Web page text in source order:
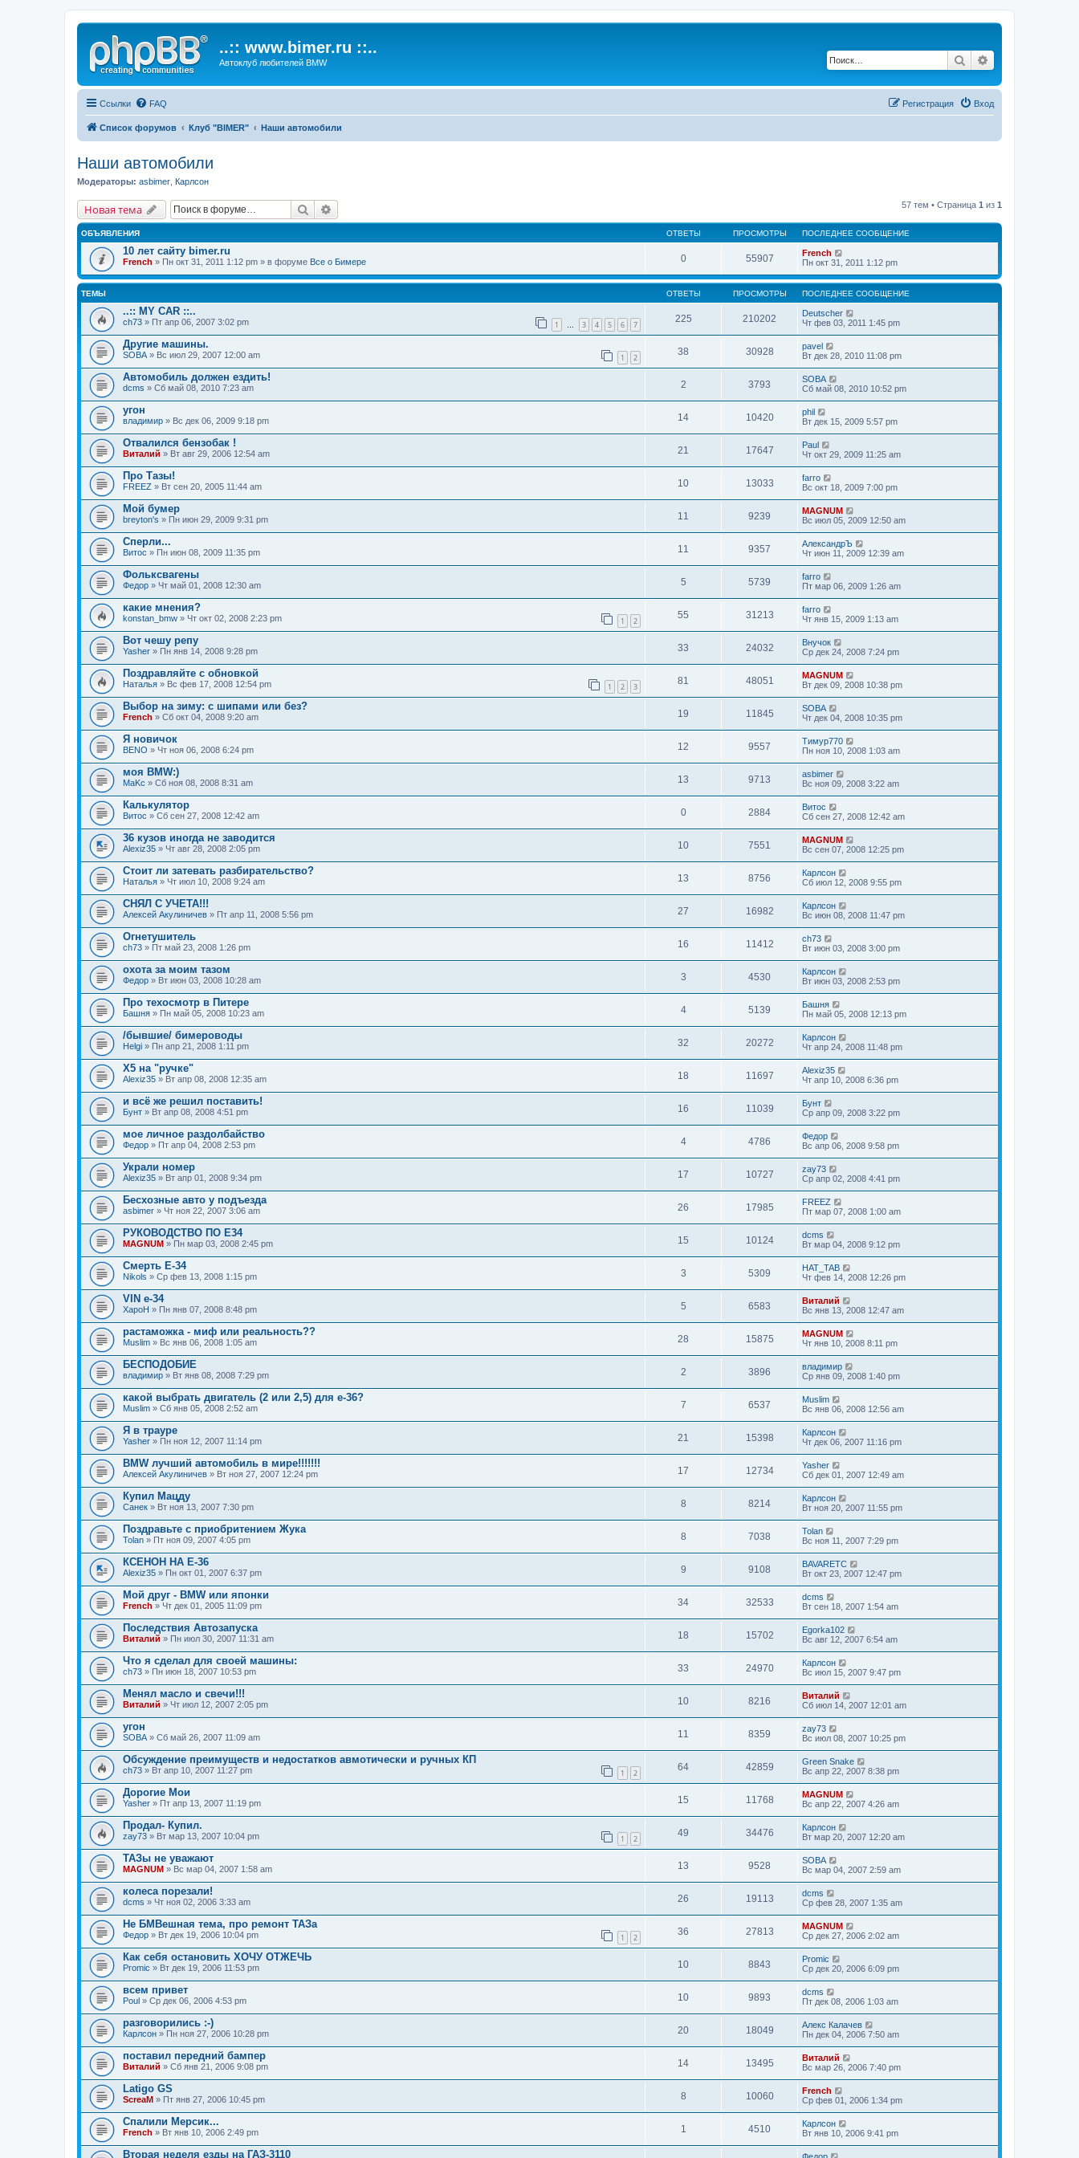
..:: www.bimer.ru ::..
Автоклуб любителей BMW Поиск
Ссылки FAQ Вход
Регистрация
Список форумов Клуб "BIMER" Наши автомобили
Наши автомобили
Модераторы: asbimer Карлсон
Новая тема Поиск 57 тем • Страница 1 из 1
ОБЪЯВЛЕНИЯ ОТВЕТЫ ПРОСМОТРЫ ПОСЛЕДНЕЕ СООБЩЕНИЕ
10 лет сайту bimer.ru
French » Пн окт 31, 2011 1:12 pm » в форуме Все о Бимере 0 55907
French
Пн окт 31, 2011 1:12 pm
ТЕМЫ ОТВЕТЫ ПРОСМОТРЫ ПОСЛЕДНЕЕ СООБЩЕНИЕ
..:: MY CAR ::..
ch73 » Пт апр 06, 2007 3:02 pm 1 … 3 4 5 6 7
225 210202
Deutscher
Чт фев 03, 2011 1:45 pm
Другие машины.
SOBA » Вс июл 29, 2007 12:00 am 1 2
38 30928
pavel
Вт дек 28, 2010 11:08 pm
Автомобиль должен ездить!
dcms » Сб май 08, 2010 7:23 am 2 3793
SOBA
Сб май 08, 2010 10:52 pm
угон
владимир » Вс дек 06, 2009 9:18 pm 14 10420
phil
Вт дек 15, 2009 5:57 pm
Отвалился бензобак !
Виталий » Вт авг 29, 2006 12:54 am 21 17647
Paul
Чт окт 29, 2009 11:25 am
Про Тазы!
FREEZ » Вт сен 20, 2005 11:44 am 10 13033
farro
Вс окт 18, 2009 7:00 pm
Мой бумер
breyton's » Пн июн 29, 2009 9:31 pm 11 9239
MAGNUM
Вс июл 05, 2009 12:50 am
Сперли...
Витос » Пн июн 08, 2009 11:35 pm 11 9357
АлександрЪ
Чт июн 11, 2009 12:39 am
Фольксвагены
Федор » Чт май 01, 2008 12:30 am 5 5739
farro
Пт мар 06, 2009 1:26 am
какие мнения?
konstan_bmw » Чт окт 02, 2008 2:23 pm 1 2
55 31213
farro
Чт янв 15, 2009 1:13 am
Вот чешу репу
Yasher » Пн янв 14, 2008 9:28 pm 33 24032
Внучок
Ср дек 24, 2008 7:24 pm
Поздравляйте с обновкой
Наталья » Вс фев 17, 2008 12:54 pm 1 2 3
81 48051
MAGNUM
Вт дек 09, 2008 10:38 pm
Выбор на зиму: с шипами или без?
French » Сб окт 04, 2008 9:20 am 19 11845
SOBA
Чт дек 04, 2008 10:35 pm
Я новичок
BENO » Чт ноя 06, 2008 6:24 pm 12 9557
Тимур770
Пн ноя 10, 2008 1:03 am
моя BMW:)
MaKc » Сб ноя 08, 2008 8:31 am 13 9713
asbimer
Вс ноя 09, 2008 3:22 am
Калькулятор
Витос » Сб сен 27, 2008 12:42 am 0 2884
Витос
Сб сен 27, 2008 12:42 am
36 кузов иногда не заводится
Alexiz35 » Чт авг 28, 2008 2:05 pm 10 7551
MAGNUM
Вс сен 07, 2008 12:25 pm
Стоит ли затевать разбирательство?
Наталья » Чт июл 10, 2008 9:24 am 13 8756
Карлсон
Сб июл 12, 2008 9:55 pm
СНЯЛ С УЧЕТА!!!
Алексей Акулиничев » Пт апр 11, 2008 5:56 pm 27 16982
Карлсон
Вс июн 08, 2008 11:47 pm
Огнетушитель
ch73 » Пт май 23, 2008 1:26 pm 16 11412
ch73
Вт июн 03, 2008 3:00 pm
охота за моим тазом
Федор » Вт июн 03, 2008 10:28 am 3 4530
Карлсон
Вт июн 03, 2008 2:53 pm
Про техосмотр в Питере
Башня » Пн май 05, 2008 10:23 am 4 5139
Башня
Пн май 05, 2008 12:13 pm
/бывшие/ бимероводы
Helgi » Пн апр 21, 2008 1:11 pm 32 20272
Карлсон
Чт апр 24, 2008 11:48 pm
Х5 на "ручке"
Alexiz35 » Вт апр 08, 2008 12:35 am 18 11697
Alexiz35
Чт апр 10, 2008 6:36 pm
и всё же решил поставить!
Бунт » Вт апр 08, 2008 4:51 pm 16 11039
Бунт
Ср апр 09, 2008 3:22 pm
мое личное раздолбайство
Федор » Пт апр 04, 2008 2:53 pm 4 4786
Федор
Вс апр 06, 2008 9:58 pm
Украли номер
Alexiz35 » Вт апр 01, 2008 9:34 pm 17 10727
zay73
Ср апр 02, 2008 4:41 pm
Бесхозные авто у подъезда
asbimer » Чт ноя 22, 2007 3:06 am 26 17985
FREEZ
Пт мар 07, 2008 1:00 am
РУКОВОДСТВО ПО Е34
MAGNUM » Пн мар 03, 2008 2:45 pm 15 10124
dcms
Вт мар 04, 2008 9:12 pm
Смерть Е-34
Nikols » Ср фев 13, 2008 1:15 pm 3 5309
НAT_TAB
Чт фев 14, 2008 12:26 pm
VIN e-34
XapoH » Пн янв 07, 2008 8:48 pm 5 6583
Виталий
Вс янв 13, 2008 12:47 am
растаможка - миф или реальность??
Muslim » Вс янв 06, 2008 1:05 am 28 15875
MAGNUM
Чт янв 10, 2008 8:11 pm
БЕСПОДОБИЕ
владимир » Вт янв 08, 2008 7:29 pm 2 3896
владимир
Ср янв 09, 2008 1:40 pm
какой выбрать двигатель (2 или 2,5) для е-36?
Muslim » Сб янв 05, 2008 2:52 am 7 6537
Muslim
Вс янв 06, 2008 12:56 am
Я в трауре
Yasher » Пн ноя 12, 2007 11:14 pm 21 15398
Карлсон
Чт дек 06, 2007 11:16 pm
BMW лучший автомобиль в мире!!!!!!!
Алексей Акулиничев » Вт ноя 27, 2007 12:24 pm 17 12734
Yasher
Сб дек 01, 2007 12:49 am
Купил Мацду
Санек » Вт ноя 13, 2007 7:30 pm 8 8214
Карлсон
Вт ноя 20, 2007 11:55 pm
Поздравьте с приобритением Жука
Tolan » Пт ноя 09, 2007 4:05 pm 8 7038
Tolan
Вс ноя 11, 2007 7:29 pm
КСЕНОН НА Е-36
Alexiz35 » Пн окт 01, 2007 6:37 pm 9 9108
BAVARETC
Вт окт 23, 2007 12:47 pm
Мой друг - BMW или японки
French » Чт дек 01, 2005 11:09 pm 34 32533
dcms
Вт сен 18, 2007 1:54 am
Последствия Автозапуска
Виталий » Пн июл 30, 2007 11:31 am 18 15702
Egorka102
Вс авг 12, 2007 6:54 am
Что я сделал для своей машины:
ch73 » Пн июн 18, 2007 10:53 pm 33 24970
Карлсон
Вс июл 15, 2007 9:47 pm
Менял масло и свечи!!!
Виталий » Чт июл 12, 2007 2:05 pm 10 8216
Виталий
Сб июл 14, 2007 12:01 am
угон
SOBA » Сб май 26, 2007 11:09 am 11 8359
zay73
Вс июл 08, 2007 10:25 pm
Обсуждение преимуществ и недостатков авмотически и ручных КП
ch73 » Вт апр 10, 2007 11:27 pm 1 2
64 42859
Green Snake
Вс апр 22, 2007 8:38 pm
Дорогие Мои
Yasher » Пт апр 13, 2007 11:19 pm 15 11768
MAGNUM
Вс апр 22, 2007 4:26 am
Продал- Купил.
zay73 » Вт мар 13, 2007 10:04 pm 1 2
49 34476
Карлсон
Вт мар 20, 2007 12:20 am
ТАЗы не уважают
MAGNUM » Вс мар 04, 2007 1:58 am 13 9528
SOBA
Вс мар 04, 2007 2:59 am
колеса порезали!
dcms » Чт ноя 02, 2006 3:33 am 26 19113
dcms
Ср фев 28, 2007 1:35 am
Не БМВешная тема, про ремонт ТАЗа
Федор » Вт дек 19, 2006 10:04 pm 1 2
36 27813
MAGNUM
Ср дек 27, 2006 2:02 am
Как себя остановить ХОЧУ ОТЖЕЧЬ
Promic » Вт дек 19, 2006 11:53 pm 10 8843
Promic
Ср дек 20, 2006 6:09 pm
всем привет
Poul » Ср дек 06, 2006 4:53 pm 10 9893
dcms
Пт дек 08, 2006 1:03 am
разговорились :-)
Карлсон » Пн ноя 27, 2006 10:28 pm 20 18049
Алекс Калачев
Пн дек 04, 2006 7:50 am
поставил передний бампер
Виталий » Сб янв 21, 2006 9:08 pm 14 13495
Виталий
Вс мар 26, 2006 7:40 pm
Latigo GS
ScreaM » Пт янв 27, 2006 10:45 pm 8 10060
French
Ср фев 01, 2006 1:34 pm
Спалили Мерсик...
French » Вт янв 10, 2006 2:49 pm 1 4510
Карлсон
Вт янв 10, 2006 9:41 pm
Вторая неделя езды на ГАЗ-3110